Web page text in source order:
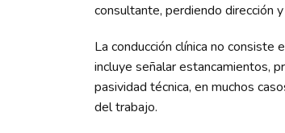
consultante, perdiendo dirección y
La conducción clínica no
incluye señalar estancamientos,
pasividad técnica, en muchos
del trabajo.